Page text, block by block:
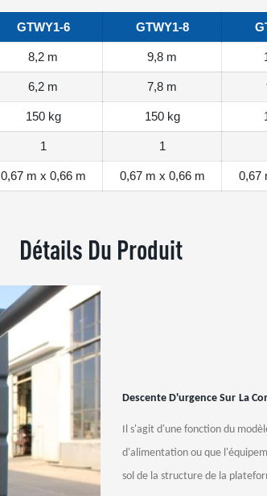
GTWY1-6 GTWY1-8
8,2 m 9,8 m
6,2 m 7,8 m
150 kg 150 kg
1 1
0,67 m x 0,66 m 0,67 m x 0,66 m 0,67
Détails Du Produit
Descente D'urgence Sur La
Il s'agit d'une fonction du
d'alimentation ou que
sol de la structure de la